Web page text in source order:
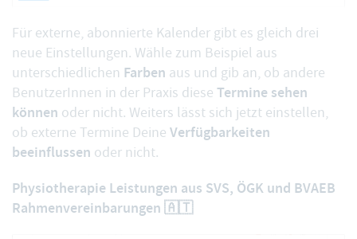
Für externe, abonnierte Kalender gibt es gleich drei
neue Einstellungen. Wähle zum Beispiel aus
unterschiedlichen Farben aus und gib an, ob andere
BenutzerInnen in der Praxis diese Termine sehen
können oder nicht. Weiters lässt sich jetzt einstellen,
ob externe Termine Deine Verfügbarkeiten
beeinflussen oder nicht.
Physiotherapie Leistungen aus SVS, ÖGK und BVAEB
Rahmenvereinbarungen 🇦🇹